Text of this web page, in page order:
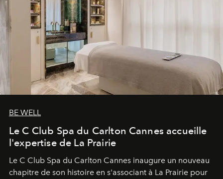
BE WELL
Le C Club Spa du Carlton Cannes accueille
l'expertise de La Prairie
Le C Club Spa du Carlton Cannes inaugure un nouveau
chapitre de son histoire en s'associant à La Prairie pour